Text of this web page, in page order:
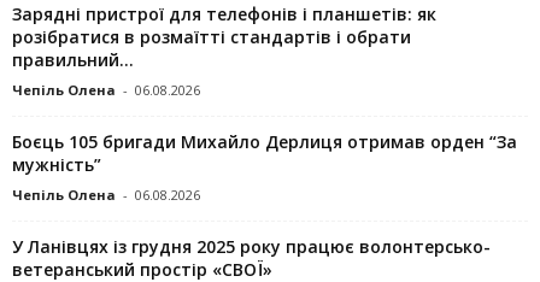
Зарядні пристрої для телефонів і планшетів: як
розібратися в розмаїтті стандартів і обрати
правильний...
Чепіль Олена - 06.08.2026
Боєць 105 бригади Михайло Дерлиця отримав орден “За
мужність”
Чепіль Олена - 06.08.2026
У Ланівцях із грудня 2025 року працює волонтерсько-
ветеранський простір «СВОЇ»